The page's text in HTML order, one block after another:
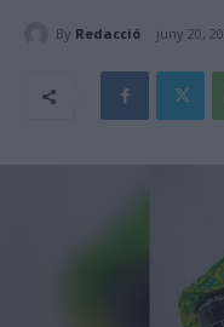
By Redacció juny 20,